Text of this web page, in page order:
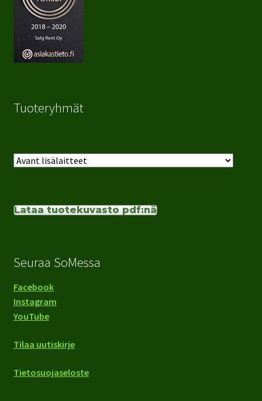
Tuoteryhmät
Lataa tuotekuvasto pdf:nä
Seuraa SoMessa
Facebook
Instagram
YouTube
Tilaa uutiskirje
Tietosuojaseloste